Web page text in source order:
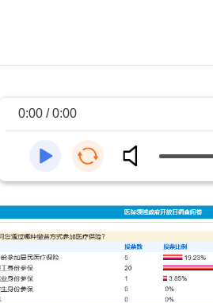
0:00 / 0:00